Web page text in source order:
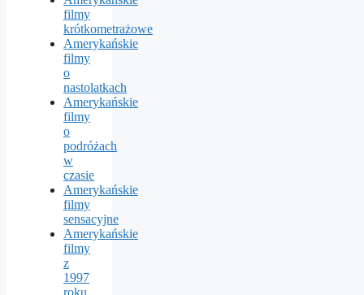
filmy
krótkometrażowe
Amerykańskie
filmy
o
nastolatkach
Amerykańskie
filmy
o
podróżach
w
czasie
Amerykańskie
filmy
sensacyjne
Amerykańskie
filmy
z
1997